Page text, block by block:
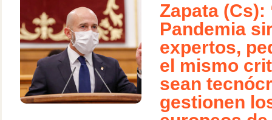
Zapata (Cs):
Pandemia
expertos,
el mismo
sean
gestionen